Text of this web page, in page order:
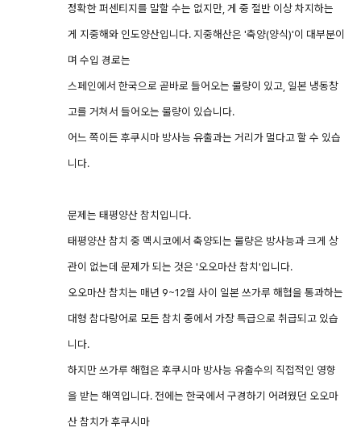
정확한 퍼센티지를 말할 수는 없지만, 게 중 절반 이상 차지하는
게 지중해와 인도양산입니다. 지중해산은 '축양(양식)'이 대부분이
며 수입 경로는
스페인에서 한국으로 곧바로 들어오는 물량이 있고, 일본 냉동창
고를 거쳐서 들어오는 물량이 있습니다.
어느 쪽이든 후쿠시마 방사능 유출과는 거리가 멀다고 할 수 있습
니다.
문제는 태평양산 참치입니다.
태평양산 참치 중 멕시코에서 축양되는 물량은 방사능과 크게 상
관이 없는데 문제가 되는 것은 '오오마산 참치'입니다.
오오마산 참치는 매년 9~12월 사이 일본 쓰가루 해협을 통과하는
대형 참다랑어로 모든 참치 중에서 가장 특급으로 취급되고 있습
니다.
하지만 쓰가루 해협은 후쿠시마 방사능 유출수의 직접적인 영향
을 받는 해역입니다. 전에는 한국에서 구경하기 어려웠던 오오마
산 참치가 후쿠시마